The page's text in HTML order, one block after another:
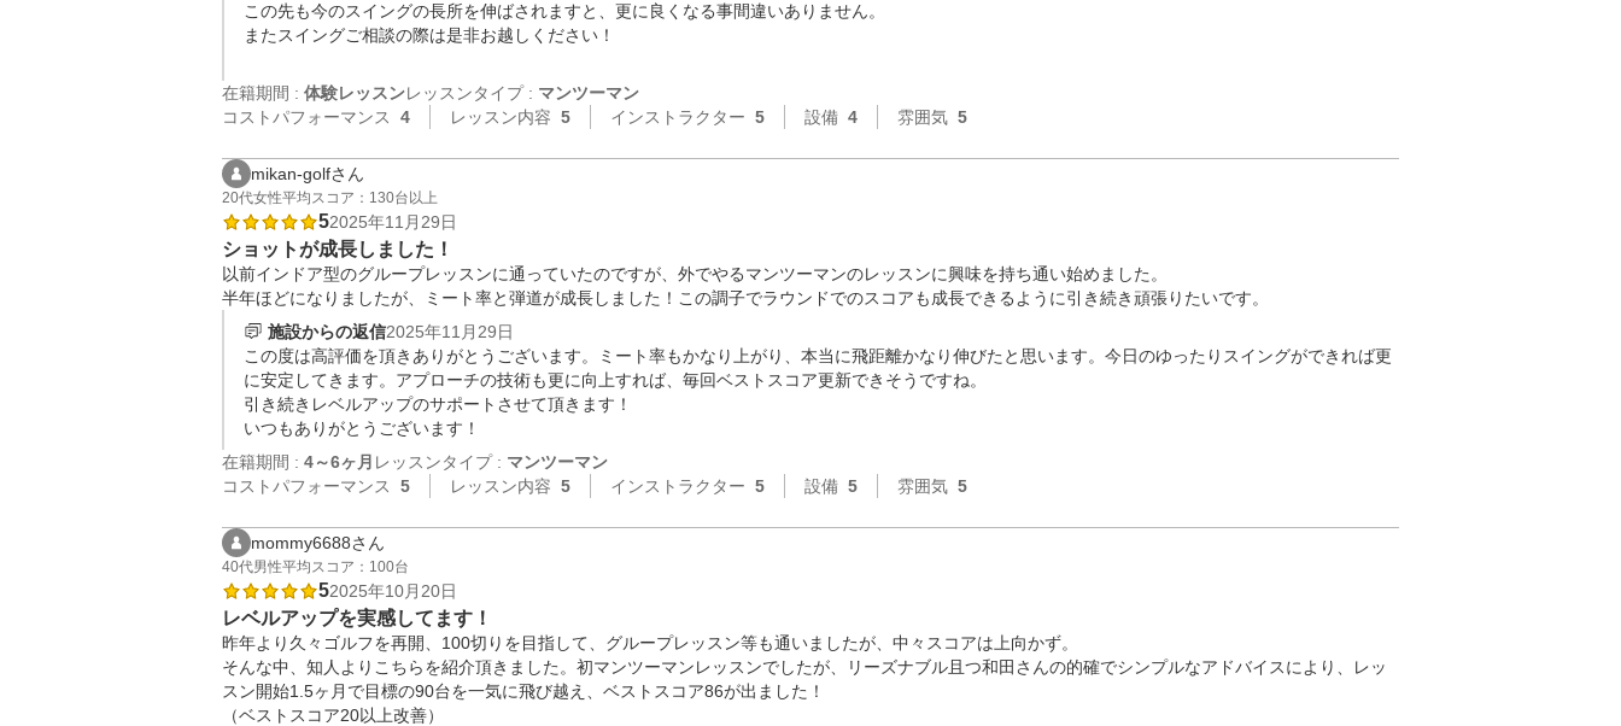
この先も今のスイングの長所を伸ばされますと、更に良くなる事間違いありません。
またスイングご相談の際は是非お越しください！
在籍期間 : 体験レッスンレッスンタイプ : マンツーマン
コストパフォーマンス
4 レッスン内容 5 インストラクター 5 設備 4 雰囲気 5
mikan-golfさん
20代女性平均スコア：130台以上
52025年11月29日
ショットが成長しました！
以前インドア型のグループレッスンに通っていたのですが、外でやるマンツーマンのレッスンに興味を持ち通い始めました。
半年ほどになりましたが、ミート率と弾道が成長しました！この調子でラウンドでのスコアも成長できるように引き続き頑張りたいです。
施設からの返信2025年11月29日
この度は高評価を頂きありがとうございます。ミート率もかなり上がり、本当に飛距離かなり伸びたと思います。今日のゆったりスイングができれば更
に安定してきます。アプローチの技術も更に向上すれば、毎回ベストスコア更新できそうですね。
引き続きレベルアップのサポートさせて頂きます！
いつもありがとうございます！
在籍期間 : 4～6ヶ月 レッスンタイプ : マンツーマン
コストパフォーマンス
5 レッスン内容 5 インストラクター 5 設備 5 雰囲気 5
mommy6688さん
40代男性平均スコア：100台
52025年10月20日
レベルアップを実感してます！
昨年より久々ゴルフを再開、100切りを目指して、グループレッスン等も通いましたが、中々スコアは上向かず。
そんな中、知人よりこちらを紹介頂きました。初マンツーマンレッスンでしたが、リーズナブル且つ和田さんの的確でシンプルなアドバイスにより、レッ
スン開始1.5ヶ月で目標の90台を一気に飛び越え、ベストスコア86が出ました！
（ベストスコア20以上改善）